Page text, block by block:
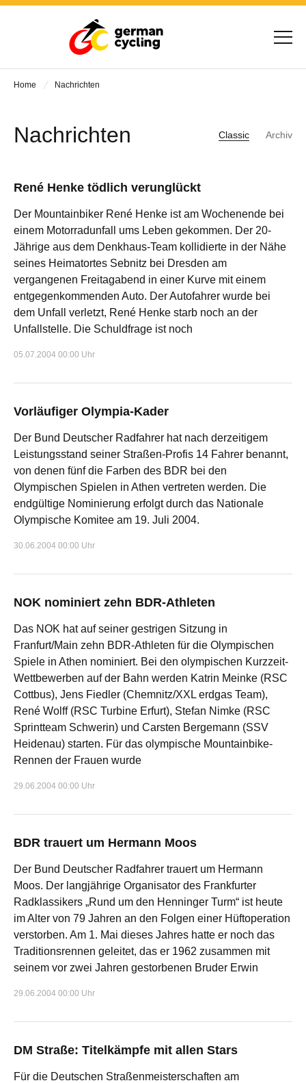
Home Nachrichten
Nachrichten Classic Archiv
René Henke tödlich verunglückt
Der Mountainbiker René Henke ist am Wochenende bei
einem Motorradunfall ums Leben gekommen. Der 20-
Jährige aus dem Denkhaus-Team kollidierte in der Nähe
seines Heimatortes Sebnitz bei Dresden am
vergangenen Freitagabend in einer Kurve mit einem
entgegenkommenden Auto. Der Autofahrer wurde bei
dem Unfall verletzt, René Henke starb noch an der
Unfallstelle. Die Schuldfrage ist noch
05.07.2004 00:00 Uhr
Vorläufiger Olympia-Kader
Der Bund Deutscher Radfahrer hat nach derzeitigem
Leistungsstand seiner Straßen-Profis 14 Fahrer benannt,
von denen fünf die Farben des BDR bei den
Olympischen Spielen in Athen vertreten werden. Die
endgültige Nominierung erfolgt durch das Nationale
Olympische Komitee am 19. Juli 2004.
30.06.2004 00:00 Uhr
NOK nominiert zehn BDR-Athleten
Das NOK hat auf seiner gestrigen Sitzung in
Franfurt/Main zehn BDR-Athleten für die Olympischen
Spiele in Athen nominiert. Bei den olympischen Kurzzeit-
Wettbewerben auf der Bahn werden Katrin Meinke (RSC
Cottbus), Jens Fiedler (Chemnitz/XXL erdgas Team),
René Wolff (RSC Turbine Erfurt), Stefan Nimke (RSC
Sprintteam Schwerin) und Carsten Bergemann (SSV
Heidenau) starten. Für das olympische Mountainbike-
Rennen der Frauen wurde
29.06.2004 00:00 Uhr
BDR trauert um Hermann Moos
Der Bund Deutscher Radfahrer trauert um Hermann
Moos. Der langjährige Organisator des Frankfurter
Radklassikers „Rund um den Henninger Turm“ ist heute
im Alter von 79 Jahren an den Folgen einer Hüftoperation
verstorben. Am 1. Mai dieses Jahres hatte er noch das
Traditionsrennen geleitet, das er 1962 zusammen mit
seinem vor zwei Jahren gestorbenen Bruder Erwin
29.06.2004 00:00 Uhr
DM Straße: Titelkämpfe mit allen Stars
Für die Deutschen Straßenmeisterschaften am